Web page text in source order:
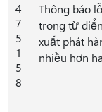
4
7
5
1
5
8
Thông báo
trong từ
xuất phát
nhiều hơn